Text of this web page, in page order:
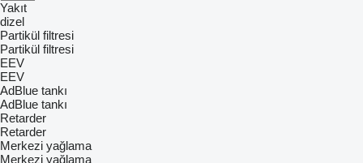
Yakıt
dizel
Partikül filtresi
Partikül filtresi
EEV
EEV
AdBlue tankı
AdBlue tankı
Retarder
Retarder
Merkezi yağlama
Merkezi yağlama